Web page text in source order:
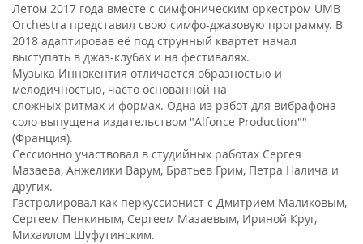
Летом 2017 года вместе с симфоническим оркестром UMB
Orchestra представил свою симфо-джазовую программу. В
2018 адаптировав её под струнный квартет начал
выступать в джаз-клубах и на фестивалях.
Музыка Иннокентия отличается образностью и
мелодичностью, часто основанной на
сложных ритмах и формах. Одна из работ для вибрафона
соло выпущена издательством "Alfonce Production""
(Франция).
Сессионно участвовал в студийных работах Сергея
Мазаева, Анжелики Варум, Братьев Грим, Петра Налича и
других.
Гастролировал как перкуссионист с Дмитрием Маликовым,
Сергеем Пенкиным, Сергеем Мазаевым, Ириной Круг,
Михаилом Шуфутинским.